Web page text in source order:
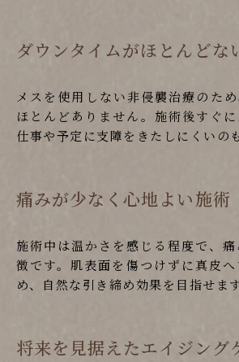
ダウンタイムがほとんどな
メスを使用しない非侵襲治療のた
ほとんどありません。施術後すぐに
仕事や予定に支障をきたしにくいの
痛みが少なく心地よい施術
施術中は温かさを感じる程度で、
徴です。肌表面を傷つけずに真皮
め、自然な引き締め効果を目指せます
将来を見据えたエイジング